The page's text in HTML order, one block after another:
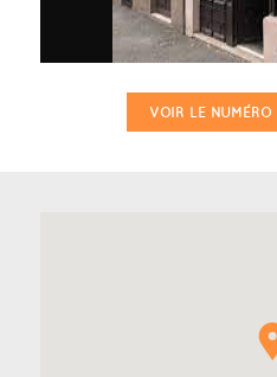
VOIR LE NUMÉRO